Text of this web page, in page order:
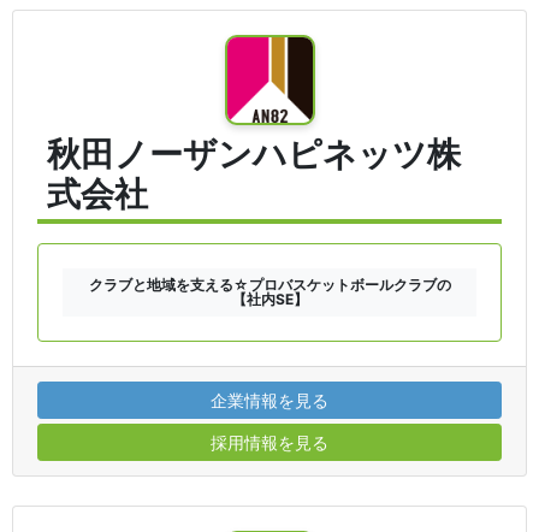
秋田ノーザンハピネッツ株
式会社
クラブと地域を支える☆プロバスケットボールクラブの
【社内SE】
企業情報を見る
採用情報を見る